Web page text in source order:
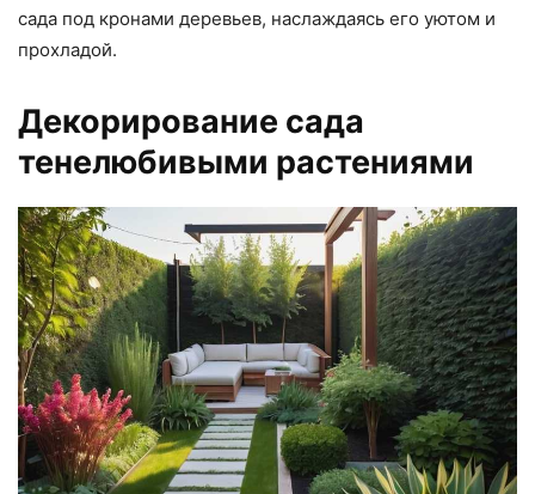
сада под кронами деревьев, наслаждаясь его уютом и
прохладой.
Декорирование сада
тенелюбивыми растениями